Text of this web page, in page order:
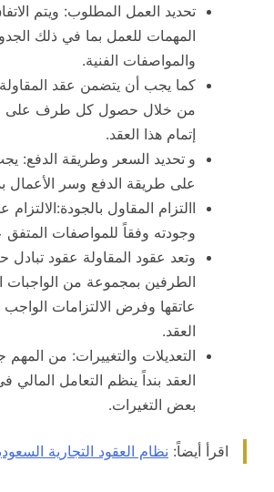
تحديد العمل المطلوب: ويتم
المهمات للعمل بما في ذلك
والمواصفات الفنية.
كما يجب أن يتضمن عقد
من خلال حصول كل طرف على
إتمام هذا العقد.
و تحديد السعر وطريقة الدفع:
على طريقة الدفع وسر الأعمال
االتزام المقاول
وجودته وفقاً للمواصفات المتفق
وتعد عقود المقاولة عقود تبادل
الطرفين بمجموعة من الواجبات
عاتقها وفرض الالتزامات الواجب
العقد.
التعديلات والتغييرات: من
العقد بنداً ينظم التعامل
بعض التغيرات.
اقرأ أيضاً: نظام العقود التجارية